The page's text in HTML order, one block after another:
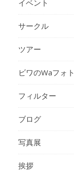
イベント
サークル
ツアー
ビワのWaフォト
フィルター
ブログ
写真展
挨拶